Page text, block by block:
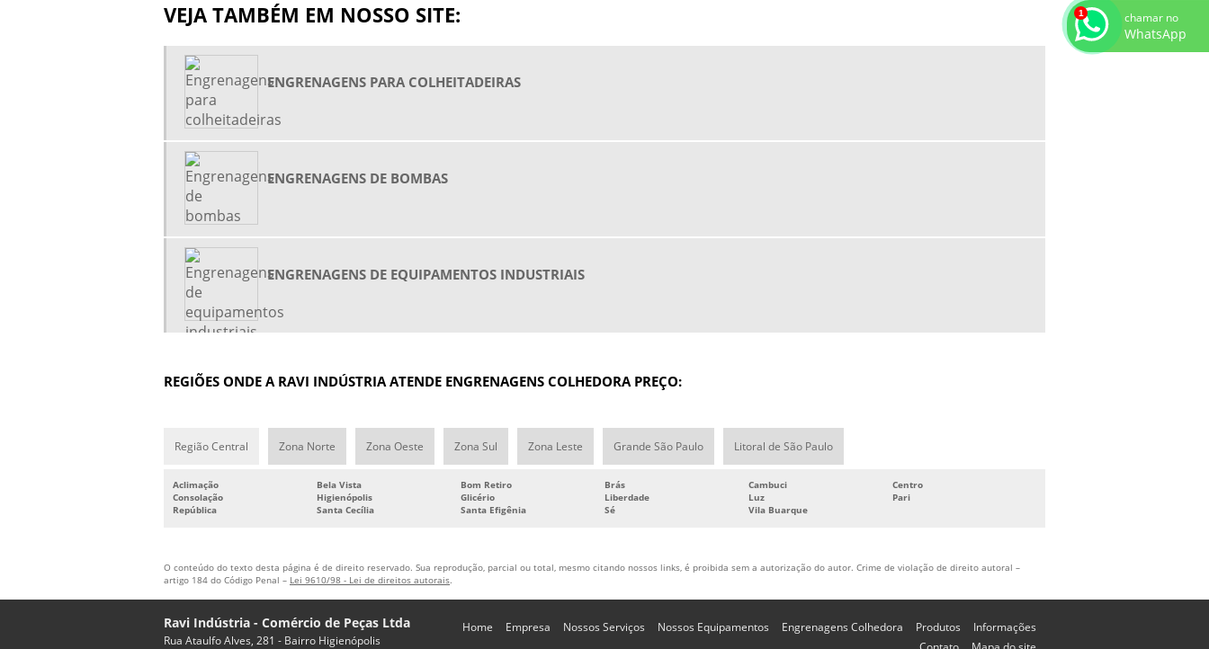
VEJA TAMBÉM EM NOSSO SITE:
ENGRENAGENS PARA COLHEITADEIRAS
ENGRENAGENS DE BOMBAS
ENGRENAGENS DE EQUIPAMENTOS INDUSTRIAIS
REGIÕES ONDE A RAVI INDÚSTRIA ATENDE ENGRENAGENS COLHEDORA PREÇO:
Região Central Zona Norte Zona Oeste Zona Sul Zona Leste Grande São Paulo Litoral de São Paulo
Aclimação Bela Vista Bom Retiro Brás Cambuci
Centro
Consolação
Higienópolis Glicério Liberdade Luz
Pari
República
Santa Cecília Santa Efigênia Sé Vila Buarque
O conteúdo do texto desta página é de direito reservado. Sua reprodução, parcial ou total, mesmo citando nossos links, é proibida sem a autorização do autor. Crime de violação de direito autoral –
artigo 184 do Código Penal – Lei 9610/98 - Lei de direitos autorais.
Ravi Indústria - Comércio de Peças Ltda
Rua Ataulfo Alves, 281 - Bairro Higienópolis
Home Empresa Nossos Serviços Nossos Equipamentos Engrenagens Colhedora Produtos
Informações
chamar no
WhatsApp